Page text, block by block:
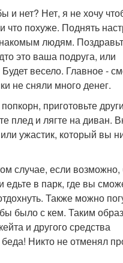
и нет? Нет, я не хочу
что похуже. Поднять
людям.
это ваша подруга, или
весело. Главное -
не сняли много денег.
приготовьте
плед и лягте на диван.
ужастик, который вы
случае, если возможно,
едьте в парк, где вы
Также можно
было с кем. Таким
и другого средства
Никто не отменял